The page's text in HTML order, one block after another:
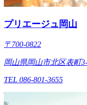
プリエージュ岡山
〒700-0822
岡山県岡山市北区表町
TEL 086-801-3655